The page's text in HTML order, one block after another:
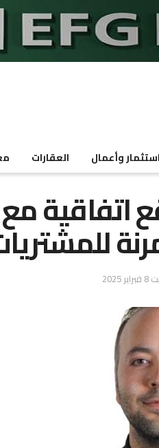
استثمار وأعمال العقارات
اتفاقية
2025